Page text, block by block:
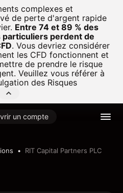
complexes et
de perte d'argent rapide
Entre 74 et 89 % des
perdent de
. Vous devriez considérer
les CFD fonctionnent et
de prendre le risque
Veuillez vous référer à
des Risques
un compte
RIT Capital Partners PLC